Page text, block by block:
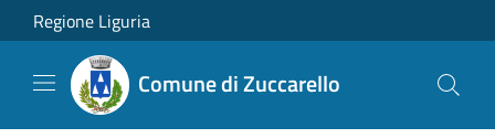
Salta al contenuto principale
Regione Liguria
Comune di Zuccarello